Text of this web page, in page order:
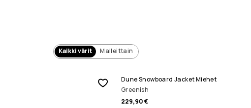
Kaikki värit Malleittain
Dune Snowboard Jacket Miehet
Greenish
229,90 €